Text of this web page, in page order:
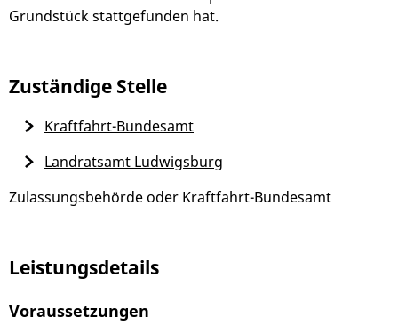
Grundstück stattgefunden hat.
Zuständige Stelle
Zulassungsbehörde oder Kraftfahrt-Bundesamt
Kraftfahrt-Bundesamt
Landratsamt Ludwigsburg
Leistungsdetails
Voraussetzungen